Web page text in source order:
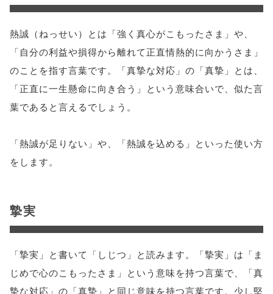
熱誠（ねっせい）とは「強く真心がこもったさま」や、
「自分の利益や損得から離れて正直情熱的に向かうさま」
のことを指す言葉です。「真摯な対応」の「真摯」とは、
「正直に一生懸命に向き合う」という意味合いで、似た言
葉であると言えるでしょう。
「熱誠が足りない」や、「熱誠を込める」といった使い方
をします。
摯実
「摯実」と書いて「しじつ」と読みます。「摯実」は「ま
じめで心のこもったさま」という意味を持つ言葉で、「真
摯な対応」の「真摯」と同じ意味を持つ言葉です。少し堅